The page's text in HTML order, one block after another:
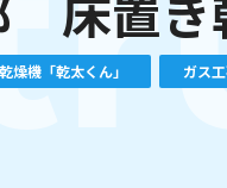
燥機「乾太くん」 ガス